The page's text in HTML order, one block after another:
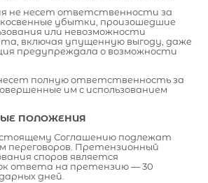
не несет ответственности за
убытки, произошедшие
или невозможности
включая упущенную выгоду, даже
предупреждала о возможности
полную ответственность за
им с использованием
ПОЛОЖЕНИЯ
Соглашению подлежат
переговоров. Претензионный
споров является
ответа на претензию — 30
дней.